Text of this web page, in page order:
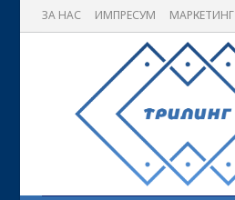
ЗА НАС ИМПРЕСУМ МАРКЕТИНГ